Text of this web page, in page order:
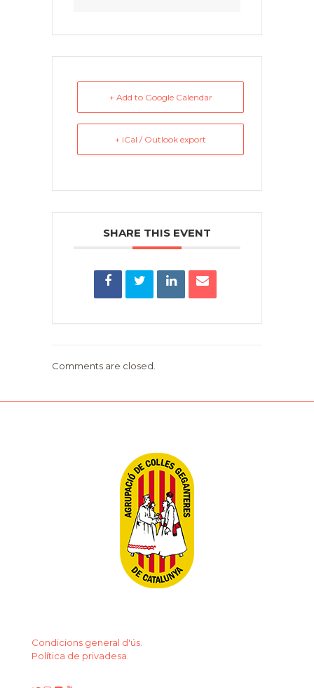
+ Add to Google Calendar
+ iCal / Outlook export
SHARE THIS EVENT
Comments are closed.
Condicions general d'ús.
Política de privadesa.